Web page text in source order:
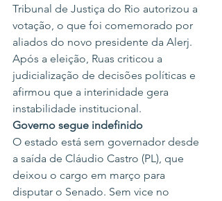
Tribunal de Justiça do Rio autorizou a
votação, o que foi comemorado por
aliados do novo presidente da Alerj.
Após a eleição, Ruas criticou a
judicialização de decisões políticas e
afirmou que a interinidade gera
instabilidade institucional.
Governo segue indefinido
O estado está sem governador desde
a saída de Cláudio Castro (PL), que
deixou o cargo em março para
disputar o Senado. Sem vice no